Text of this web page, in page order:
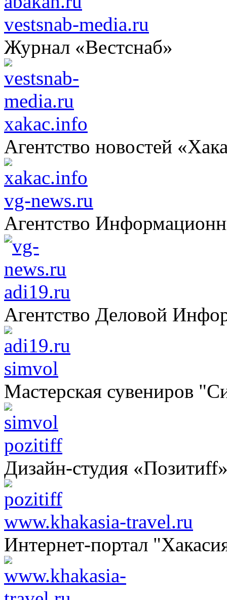
vestsnab-media.ru
Журнал «Вестснаб»
xakac.info
Агентство новостей
vg-news.ru
Агентство
adi19.ru
Агентство Деловой
simvol
Мастерская сувениров
pozitiff
Дизайн-студия
www.khakasia-travel.ru
Интернет-портал